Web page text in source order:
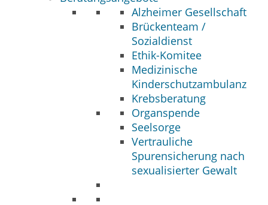
Alzheimer Gesellschaft
Brückenteam /
Sozialdienst
Ethik-Komitee
Medizinische
Kinderschutzambulanz
Krebsberatung
Organspende
Seelsorge
Vertrauliche
Spurensicherung nach
sexualisierter Gewalt